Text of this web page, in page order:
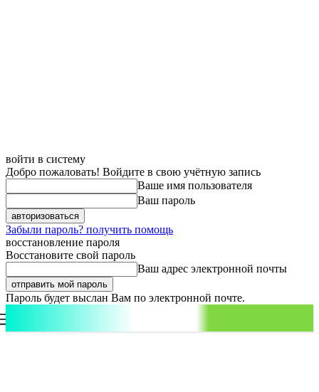
войти в систему
Добро пожаловать! Войдите в свою учётную запись
Ваше имя пользователя
Ваш пароль
Забыли пароль? получить помощь
восстановление пароля
Восстановите свой пароль
Ваш адрес электронной почты
Пароль будет выслан Вам по электронной почте.